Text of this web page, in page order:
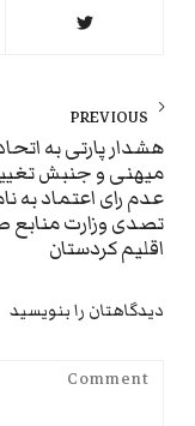
راهبری
نوشته
PREVIOUS
Previous
post:
هشدار پارتی به
میهنی و جنبش
عدم رای اعتماد به
تصدی وزارت
اقلیم کردستان
دیدگاهتان را بنویسید